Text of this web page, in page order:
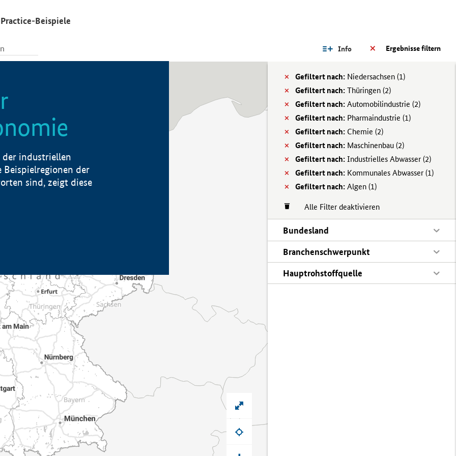
Beispiele
Ergebnisse filtern
Info
Gefiltert nach: Niedersachsen (1)
Gefiltert nach: Thüringen (2)
Gefiltert nach: Automobilindustrie (2)
Gefiltert nach: Pharmaindustrie (1)
Gefiltert nach: Chemie (2)
Gefiltert nach: Maschinenbau (2)
Gefiltert nach: Industrielles Abwasser (2)
Gefiltert nach: Kommunales Abwasser (1)
Gefiltert nach: Algen (1)
Alle Filter deaktivieren
Bundesland
Branchenschwerpunkt
Hauptrohstoffquelle
der industriellen
der
sind, zeigt diese